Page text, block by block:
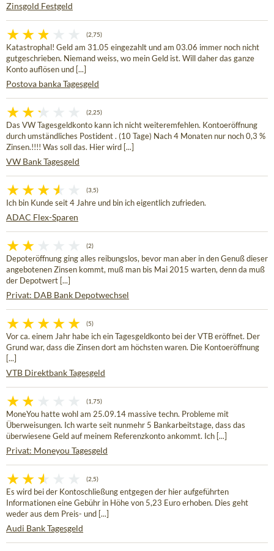
Zinsgold Festgeld
(2,75)
Katastrophal! Geld am 31.05 eingezahlt und am 03.06 immer noch nicht
gutgeschrieben. Niemand weiss, wo mein Geld ist. Will daher das ganze
Konto auflösen und [...]
Postova banka Tagesgeld
(2,25)
Das VW Tagesgeldkonto kann ich nicht weiteremfehlen. Kontoeröffnung
durch umständliches Postident . (10 Tage) Nach 4 Monaten nur noch 0,3 %
Zinsen.!!!! Was soll das. Hier wird [...]
VW Bank Tagesgeld
(3,5)
Ich bin Kunde seit 4 Jahre und bin ich eigentlich zufrieden.
ADAC Flex-Sparen
(2)
Depoteröffnung ging alles reibungslos, bevor man aber in den Genuß dieser
angebotenen Zinsen kommt, muß man bis Mai 2015 warten, denn da muß
der Depotwert [...]
Privat: DAB Bank Depotwechsel
(5)
Vor ca. einem Jahr habe ich ein Tagesgeldkonto bei der VTB eröffnet. Der
Grund war, dass die Zinsen dort am höchsten waren. Die Kontoeröffnung
[...]
VTB Direktbank Tagesgeld
(1,75)
MoneYou hatte wohl am 25.09.14 massive techn. Probleme mit
Überweisungen. Ich warte seit nunmehr 5 Bankarbeitstage, dass das
überwiesene Geld auf meinem Referenzkonto ankommt. Ich [...]
Privat: Moneyou Tagesgeld
(2,5)
Es wird bei der Kontoschließung entgegen der hier aufgeführten
Informationen eine Gebühr in Höhe von 5,23 Euro erhoben. Dies geht
weder aus dem Preis- und [...]
Audi Bank Tagesgeld